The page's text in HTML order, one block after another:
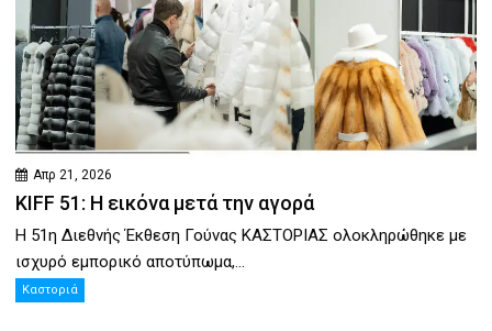
Απρ 21, 2026
KIFF 51: Η εικόνα μετά την αγορά
Η 51η Διεθνής Έκθεση Γούνας ΚΑΣΤΟΡΙΑΣ ολοκληρώθηκε με
ισχυρό εμπορικό αποτύπωμα,...
Καστοριά